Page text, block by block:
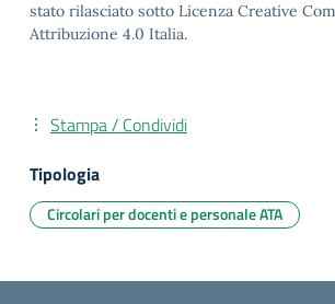
stato rilasciato sotto Licenza Creative
Attribuzione 4.0 Italia.
Stampa / Condividi
Tipologia
Circolari per docenti e personale ATA